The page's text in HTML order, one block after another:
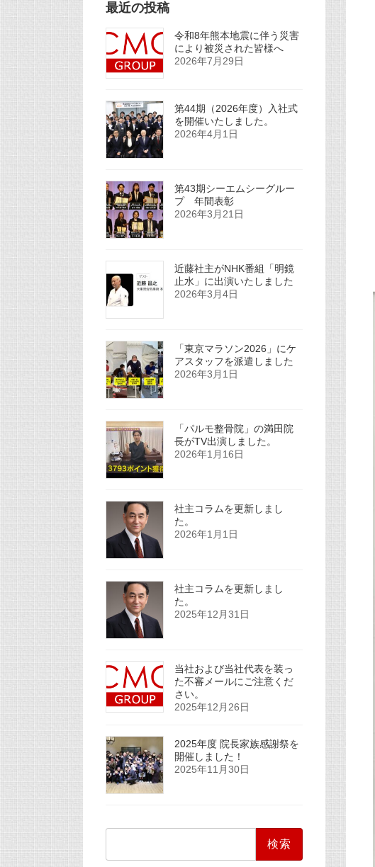
最近の投稿
令和8年熊本地震に伴う災害
により被災された皆様へ
2026年7月29日
第44期（2026年度）入社式
を開催いたしました。
2026年4月1日
第43期シーエムシーグルー
プ 年間表彰
2026年3月21日
近藤社主がNHK番組「明鏡
止水」に出演いたしました
2026年3月4日
「東京マラソン2026」にケ
アスタッフを派遣しました
2026年3月1日
「パルモ整骨院」の満田院
長がTV出演しました。
2026年1月16日
社主コラムを更新しまし
た。
2026年1月1日
社主コラムを更新しまし
た。
2025年12月31日
当社および当社代表を装っ
た不審メールにご注意くだ
さい。
2025年12月26日
2025年度 院長家族感謝祭を
開催しました！
2025年11月30日